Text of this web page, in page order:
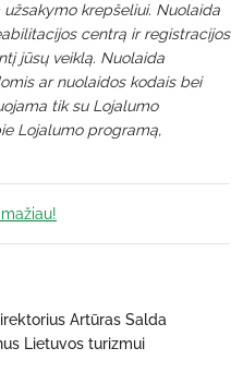
krepšeliui. Nuolaida
centrą ir registracijos
jūsų veiklą. Nuolaida
ar nuolaidos kodais bei
tik su Lojalumo
Lojalumo programą,
Artūras Salda
Lietuvos turizmui